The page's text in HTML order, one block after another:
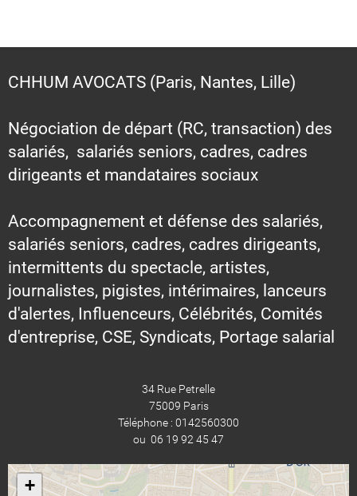
CHHUM AVOCATS (Paris, Nantes, Lille)
Négociation de départ (RC, transaction) des
salariés, salariés seniors, cadres, cadres
dirigeants et mandataires sociaux
Accompagnement et défense des salariés,
salariés seniors, cadres, cadres dirigeants,
intermittents du spectacle, artistes,
journalistes, pigistes, intérimaires, lanceurs
d'alertes, Influenceurs, Célébrités, Comités
d'entreprise, CSE, Syndicats, Portage salarial
34 Rue Petrelle
75009 Paris
Téléphone : 0142560300
ou 06 19 92 45 47
+